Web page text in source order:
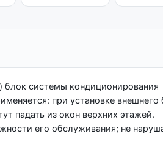
системы кондиционирования
при установке внешнего
падать из окон верхних этажей.
его обслуживания; не